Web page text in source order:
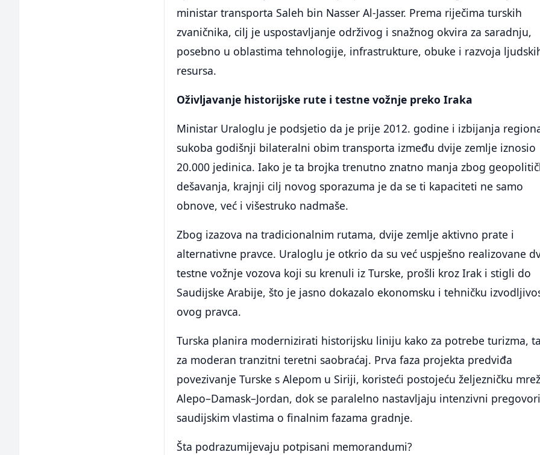
ministar transporta Saleh bin Nasser Al-Jasser. Prema riječima turskih
zvaničnika, cilj je uspostavljanje održivog i snažnog okvira za saradnju,
posebno u oblastima tehnologije, infrastrukture, obuke i razvoja
resursa.
Oživljavanje historijske rute i testne vožnje preko Iraka
Ministar Uraloglu je podsjetio da je prije 2012. godine i izbijanja
sukoba godišnji bilateralni obim transporta između dvije zemlje iznosio
20.000 jedinica. Iako je ta brojka trenutno znatno manja zbog
dešavanja, krajnji cilj novog sporazuma je da se ti kapaciteti ne samo
obnove, već i višestruko nadmaše.
Zbog izazova na tradicionalnim rutama, dvije zemlje aktivno prate i
alternativne pravce. Uraloglu je otkrio da su već uspješno realizovane
testne vožnje vozova koji su krenuli iz Turske, prošli kroz Irak i stigli do
Saudijske Arabije, što je jasno dokazalo ekonomsku i tehničku
ovog pravca.
Turska planira modernizirati historijsku liniju kako za potrebe turizma,
za moderan tranzitni teretni saobraćaj. Prva faza projekta predviđa
povezivanje Turske s Alepom u Siriji, koristeći postojeću željezničku
Alepo–Damask–Jordan, dok se paralelno nastavljaju intenzivni
saudijskim vlastima o finalnim fazama gradnje.
Šta podrazumijevaju potpisani memorandumi?